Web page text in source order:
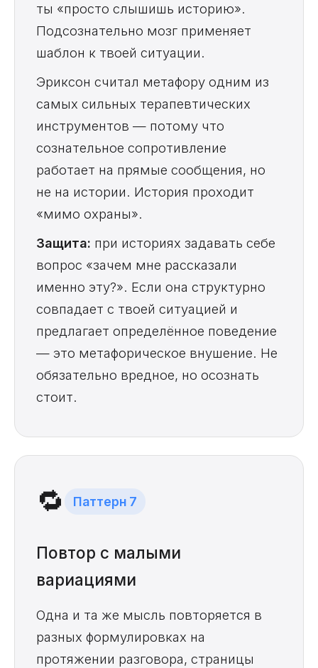
ты «просто слышишь историю».
Подсознательно мозг применяет
шаблон к твоей ситуации.
Эриксон считал метафору одним из
самых сильных терапевтических
инструментов — потому что
сознательное сопротивление
работает на прямые сообщения, но
не на истории. История проходит
«мимо охраны».
Защита: при историях задавать себе
вопрос «зачем мне рассказали
именно эту?». Если она структурно
совпадает с твоей ситуацией и
предлагает определённое поведение
— это метафорическое внушение. Не
обязательно вредное, но осознать
стоит.
🔁 Паттерн 7
Повтор с малыми
вариациями
Одна и та же мысль повторяется в
разных формулировках на
протяжении разговора, страницы